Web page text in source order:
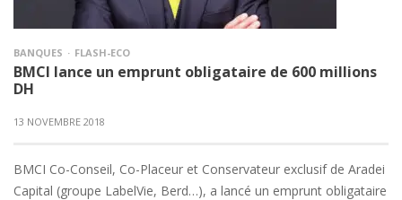
BANQUES FLASH-ECO
BMCI lance un emprunt obligataire de 600 millions
DH
13 NOVEMBRE 2018
BMCI Co-Conseil, Co-Placeur et Conservateur exclusif de Aradei
Capital (groupe LabelVie, Berd…), a lancé un emprunt obligataire